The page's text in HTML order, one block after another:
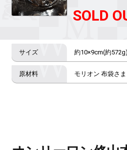
SOLD
約10×9cm(約572g)
モリオン 布袋さ